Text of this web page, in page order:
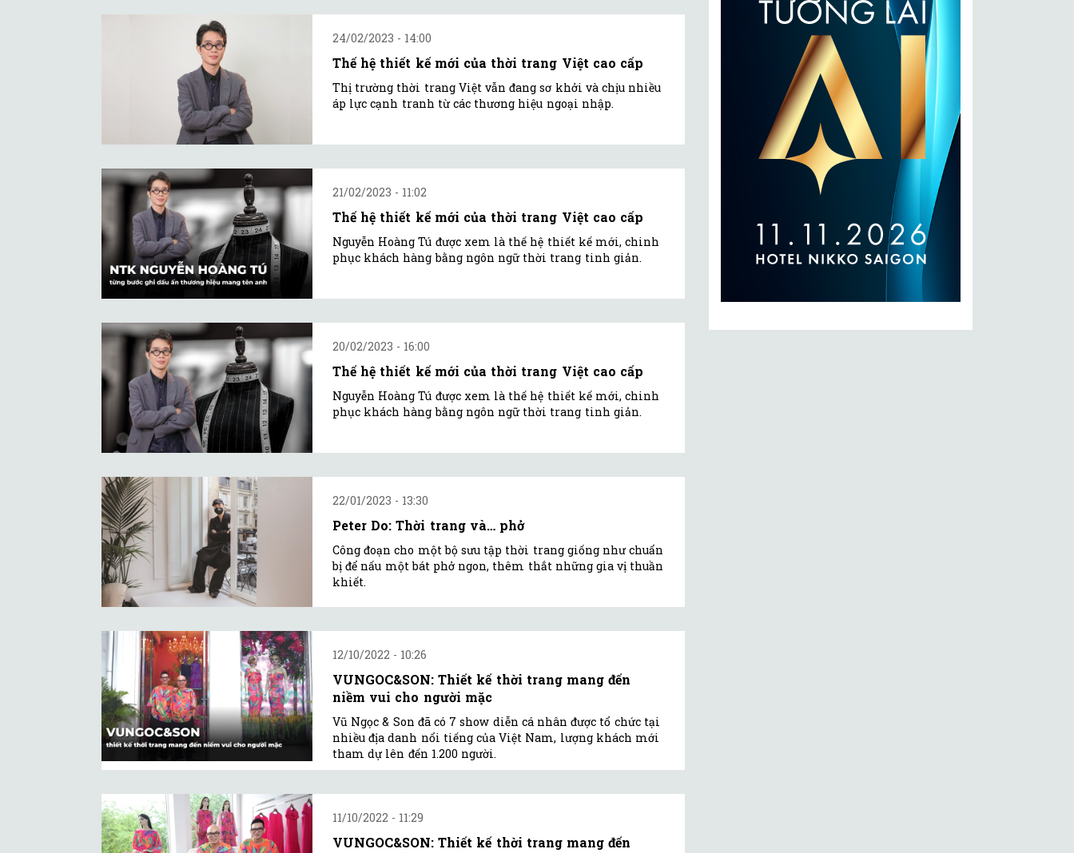
24/02/2023 - 14:00
Thế hệ thiết kế mới của thời trang Việt cao cấp
Thị trường thời trang Việt vẫn đang sơ khởi và chịu nhiều
áp lực cạnh tranh từ các thương hiệu ngoại nhập.
21/02/2023 - 11:02
Thế hệ thiết kế mới của thời trang Việt cao cấp
Nguyễn Hoàng Tú được xem là thế hệ thiết kế mới, chinh
phục khách hàng bằng ngôn ngữ thời trang tinh giản.
20/02/2023 - 16:00
Thế hệ thiết kế mới của thời trang Việt cao cấp
Nguyễn Hoàng Tú được xem là thế hệ thiết kế mới, chinh
phục khách hàng bằng ngôn ngữ thời trang tinh giản.
22/01/2023 - 13:30
Peter Do: Thời trang và… phở
Công đoạn cho một bộ sưu tập thời trang giống như chuẩn
bị để nấu một bát phở ngon, thêm thắt những gia vị thuần
khiết.
12/10/2022 - 10:26
VUNGOC&SON: Thiết kế thời trang mang đến
niềm vui cho người mặc
Vũ Ngọc & Son đã có 7 show diễn cá nhân được tổ chức tại
nhiều địa danh nổi tiếng của Việt Nam, lượng khách mới
tham dự lên đến 1.200 người.
11/10/2022 - 11:29
VUNGOC&SON: Thiết kế thời trang mang đến